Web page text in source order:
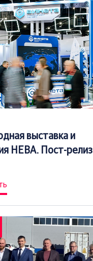
выставка и
НЕВА. Пост-релиз